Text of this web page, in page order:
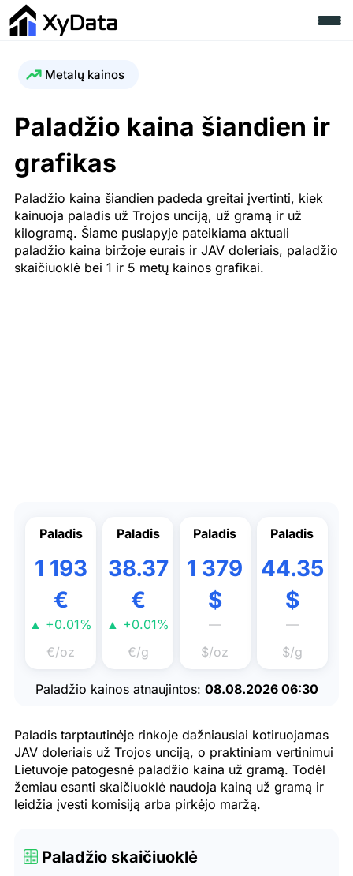
Metalų kainos
Paladžio kaina šiandien ir
grafikas
Paladžio kaina šiandien padeda greitai įvertinti, kiek
kainuoja paladis už Trojos unciją, už gramą ir už
kilogramą. Šiame puslapyje pateikiama aktuali
paladžio kaina biržoje eurais ir JAV doleriais, paladžio
skaičiuoklė bei 1 ir 5 metų kainos grafikai.
Paladis
1 193
€
▲ +0.01%
€/oz
Paladis
38.37
€
▲ +0.01%
€/g
Paladis
1 379
$
—
$/oz
Paladis
44.35
$
—
$/g
Paladžio kainos atnaujintos: 08.08.2026 06:30
Paladis tarptautinėje rinkoje dažniausiai kotiruojamas
JAV doleriais už Trojos unciją, o praktiniam vertinimui
Lietuvoje patogesnė paladžio kaina už gramą. Todėl
žemiau esanti skaičiuoklė naudoja kainą už gramą ir
leidžia įvesti komisiją arba pirkėjo maržą.
Paladžio skaičiuoklė